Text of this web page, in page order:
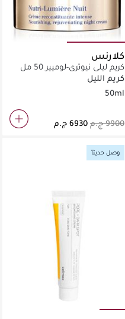
كلارنس
كريم ليلي نيوتري-لوميير 50 مل
كريم الليل
50ml
وصل حديثاً